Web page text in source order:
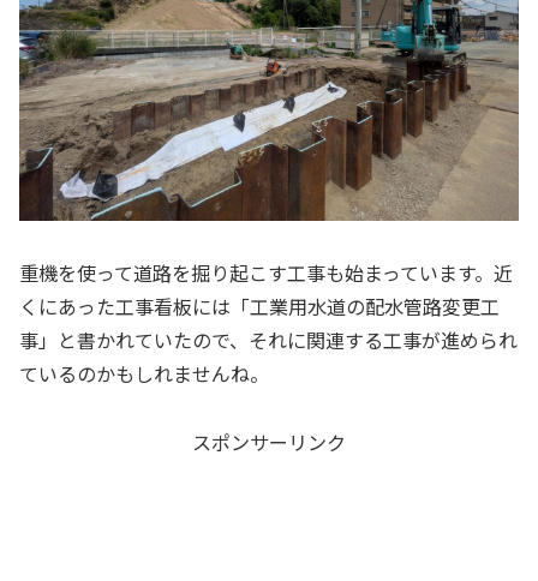
重機を使って道路を掘り起こす工事も始まっています。近
くにあった工事看板には「工業用水道の配水管路変更工
事」と書かれていたので、それに関連する工事が進められ
ているのかもしれませんね。
スポンサーリンク